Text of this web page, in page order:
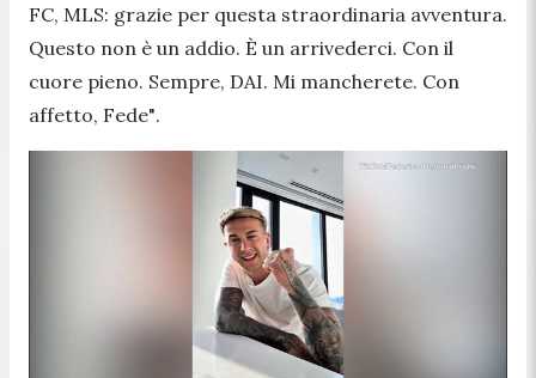
FC, MLS: grazie per questa straordinaria avventura.
Questo non è un addio. È un arrivederci. Con il
cuore pieno. Sempre, DAI. Mi mancherete. Con
affetto, Fede".